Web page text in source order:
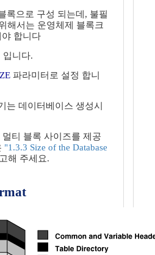
록으로 구성 되는데, 불필
해서는 운영체제 블록크
합니다
입니다.
파라미터로 설정 합니
는 데이터베이스 생성시
멀티 블록 사이즈를 제공
"1.3.3 Size of the Database
해 주세요.